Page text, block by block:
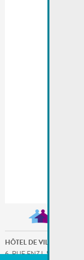
HÔTEL DE VILLE
6, RUE ENZ L-5532 REMICH